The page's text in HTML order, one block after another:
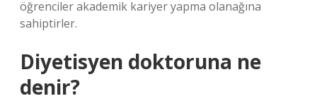
öğrenciler akademik kariyer yapma olanağına
sahiptirler.
Diyetisyen doktoruna ne
denir?